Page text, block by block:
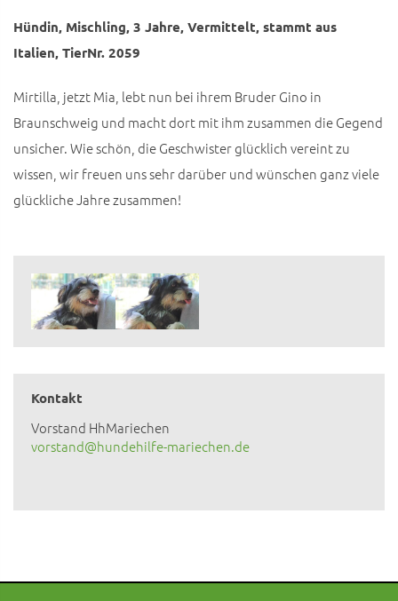
Hündin, Mischling, 3 Jahre, Vermittelt, stammt aus
Italien, TierNr. 2059
Mirtilla, jetzt Mia, lebt nun bei ihrem Bruder Gino in
Braunschweig und macht dort mit ihm zusammen die Gegend
unsicher. Wie schön, die Geschwister glücklich vereint zu
wissen, wir freuen uns sehr darüber und wünschen ganz viele
glückliche Jahre zusammen!
Kontakt
Vorstand HhMariechen
vorstand@hundehilfe-mariechen.de